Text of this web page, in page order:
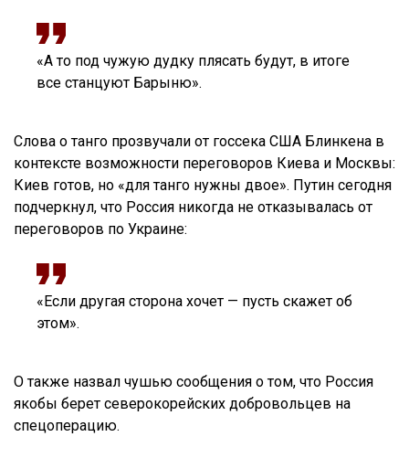
«А то под чужую дудку плясать будут, в итоге
все станцуют Барыню».
Слова о танго прозвучали от госсека США Блинкена в
контексте возможности переговоров Киева и Москвы:
Киев готов, но «для танго нужны двое». Путин сегодня
подчеркнул, что Россия никогда не отказывалась от
переговоров по Украине:
«Если другая сторона хочет — пусть скажет об
этом».
О также назвал чушью сообщения о том, что Россия
якобы берет северокорейских добровольцев на
спецоперацию.